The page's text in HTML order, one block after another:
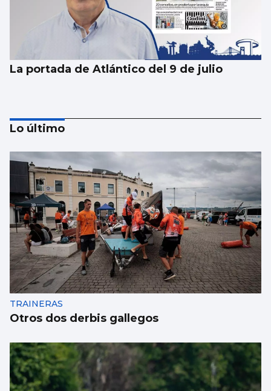
La portada de Atlántico del 9 de julio
La portada de Atlántico del 8 de julio
Lo último
TRAINERAS
Otros dos derbis gallegos